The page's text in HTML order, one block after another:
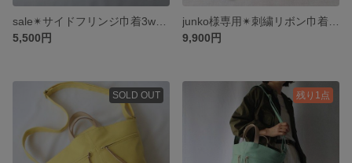
5,500円
9,900円
SOLD OUT 残り1点